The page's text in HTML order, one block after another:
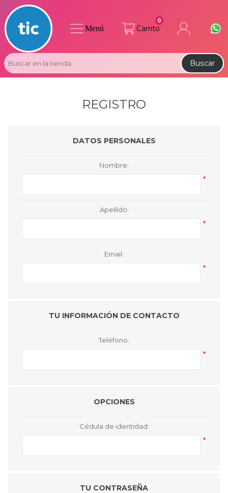
Carrito
0
Buscar
Menú
REGISTRO
DATOS PERSONALES
Nombre:
*
Apellido:
*
Email:
*
TU INFORMACIÓN DE CONTACTO
Teléfono:
*
OPCIONES
Cédula de identidad:
*
TU CONTRASEÑA